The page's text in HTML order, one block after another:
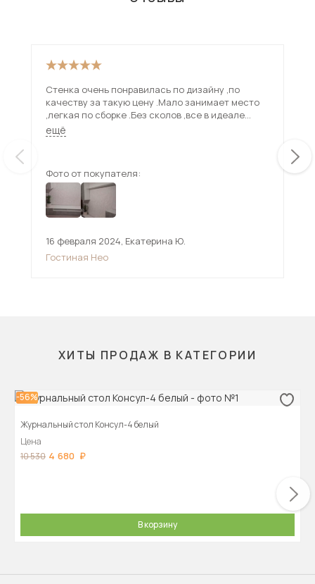
Стенка очень понравилась по дизайну ,по
качеству за такую цену .Мало занимает место
,легкая по сборке .Без сколов ,все в идеале
.Спасибо !
ещё
Фото от покупателя:
16 февраля 2024, Екатерина Ю.
Гостиная Нео
ХИТЫ ПРОДАЖ В КАТЕГОРИИ
-56%
Журнальный стол Консул-4 белый
Цена
10 530 4 680
В корзину